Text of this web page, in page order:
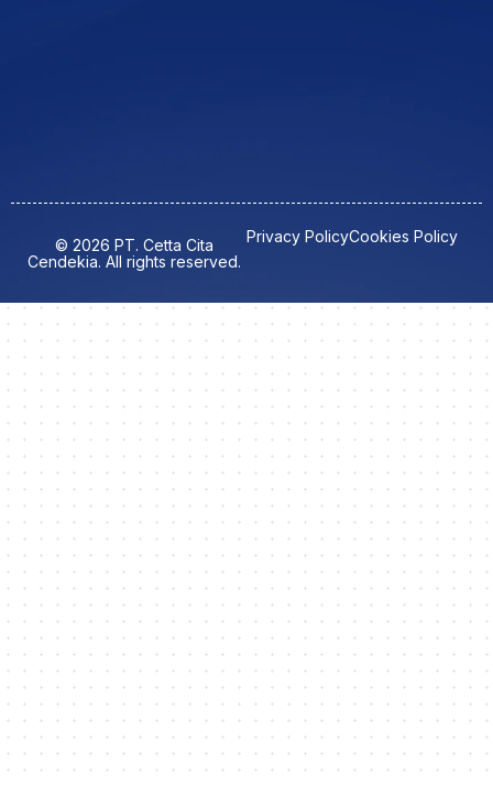
© 2026 PT. Cetta Cita
Cendekia. All rights reserved.
Privacy PolicyCookies Policy